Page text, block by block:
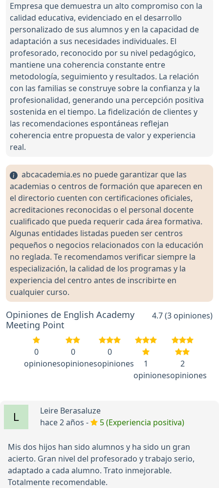
Empresa que demuestra un alto compromiso con la
calidad educativa, evidenciado en el desarrollo
personalizado de sus alumnos y en la capacidad de
adaptación a sus necesidades individuales. El
profesorado, reconocido por su nivel pedagógico,
mantiene una coherencia constante entre
metodología, seguimiento y resultados. La relación
con las familias se construye sobre la confianza y la
profesionalidad, generando una percepción positiva
sostenida en el tiempo. La fidelización de clientes y
las recomendaciones espontáneas reflejan
coherencia entre propuesta de valor y experiencia
real.
abcacademia.es no puede garantizar que las
academias o centros de formación que aparecen en
el directorio cuenten con certificaciones oficiales,
acreditaciones reconocidas o el personal docente
cualificado que pueda requerir cada área formativa.
Algunas entidades listadas pueden ser centros
pequeños o negocios relacionados con la educación
no reglada. Te recomendamos verificar siempre la
especialización, la calidad de los programas y la
experiencia del centro antes de inscribirte en
cualquier curso.
Opiniones de English Academy
Meeting Point
4.7 (3 opiniones)
0
opiniones
0
opiniones
0
opiniones
1
opiniones
2
opiniones
Leire Berasaluze
hace 2 años -
5 (Experiencia positiva)
Mis dos hijos han sido alumnos y ha sido un gran
acierto. Gran nivel del profesorado y trabajo serio,
adaptado a cada alumno. Trato inmejorable.
Totalmente recomendable.